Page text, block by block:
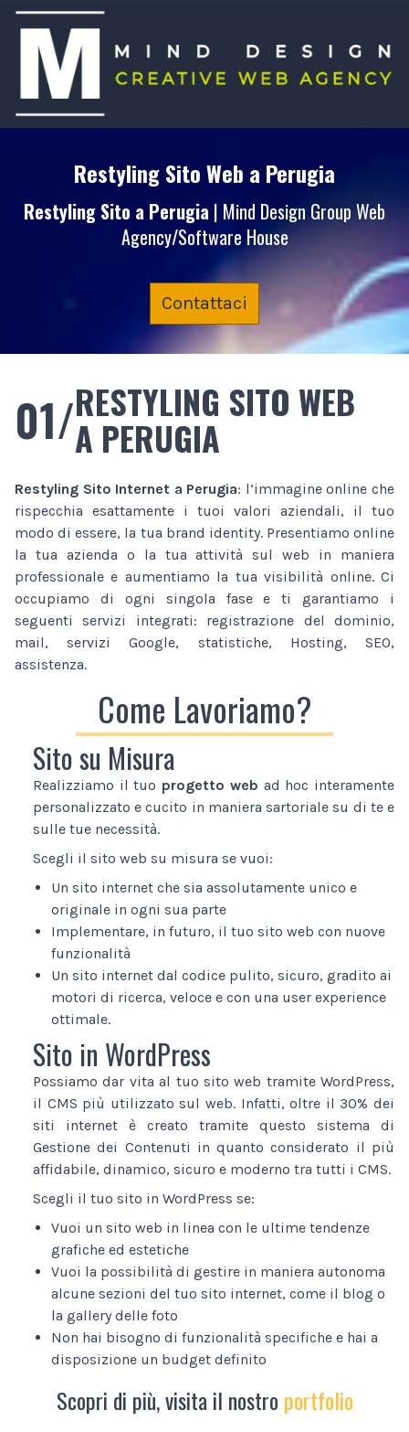
Restyling Sito Web a Perugia
Restyling Sito a Perugia | Mind Design Group Web
Agency/Software House
Contattaci
01/RESTYLING SITO WEB
A PERUGIA
Restyling Sito Internet a Perugia: l’immagine online che
rispecchia esattamente i tuoi valori aziendali, il tuo
modo di essere, la tua brand identity. Presentiamo online
la tua azienda o la tua attività sul web in maniera
professionale e aumentiamo la tua visibilità online. Ci
occupiamo di ogni singola fase e ti garantiamo i
seguenti servizi integrati: registrazione del dominio,
mail, servizi Google, statistiche, Hosting, SEO,
assistenza.
Come Lavoriamo?
Sito su Misura
Realizziamo il tuo progetto web ad hoc interamente
personalizzato e cucito in maniera sartoriale su di te e
sulle tue necessità.
Scegli il sito web su misura se vuoi:
Un sito internet che sia assolutamente unico e
originale in ogni sua parte
Implementare, in futuro, il tuo sito web con nuove
funzionalità
Un sito internet dal codice pulito, sicuro, gradito ai
motori di ricerca, veloce e con una user experience
ottimale.
Sito in WordPress
Possiamo dar vita al tuo sito web tramite WordPress,
il CMS più utilizzato sul web. Infatti, oltre il 30% dei
siti internet è creato tramite questo sistema di
Gestione dei Contenuti in quanto considerato il più
affidabile, dinamico, sicuro e moderno tra tutti i CMS.
Scegli il tuo sito in WordPress se:
Vuoi un sito web in linea con le ultime tendenze
grafiche ed estetiche
Vuoi la possibilità di gestire in maniera autonoma
alcune sezioni del tuo sito internet, come il blog o
la gallery delle foto
Non hai bisogno di funzionalità specifiche e hai a
disposizione un budget definito
Scopri di più, visita il nostro portfolio